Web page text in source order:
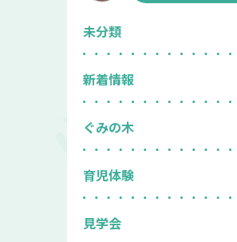
未分類
新着情報
ぐみの木
育児体験
見学会